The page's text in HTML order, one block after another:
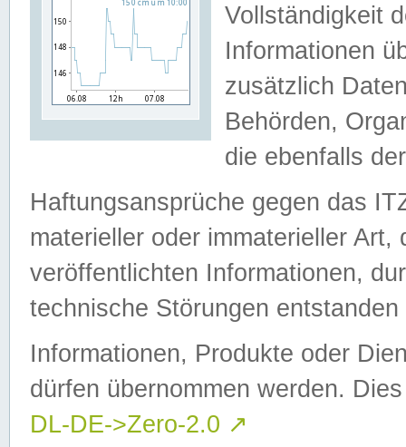
Vollständigkeit
Informationen
zusätzlich
Behörden,
die ebenfalls
Haftungsansprüche gegen das
materieller oder immaterieller
veröffentlichten Informationen,
technische Störungen
Informationen, Produkte oder
dürfen übernommen werden.
DL-DE->Zero-2.0 ↗